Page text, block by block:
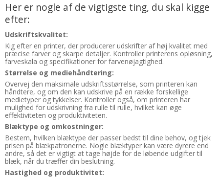
Her er nogle af de vigtigste ting, du skal kigge
efter:
Udskriftskvalitet:
Kig efter en printer, der producerer udskrifter af høj kvalitet med
præcise farver og skarpe detaljer. Kontroller printerens opløsning,
farveskala og specifikationer for farvenøjagtighed.
Størrelse og mediehåndtering:
Overvej den maksimale udskriftsstørrelse, som printeren kan
håndtere, og om den kan udskrive på en række forskellige
medietyper og tykkelser. Kontroller også, om printeren har
mulighed for udskrivning fra rulle til rulle, hvilket kan øge
effektiviteten og produktiviteten.
Blæktype og omkostninger:
Bestem, hvilken blæktype der passer bedst til dine behov, og tjek
prisen på blækpatronerne. Nogle blæktyper kan være dyrere end
andre, så det er vigtigt at tage højde for de løbende udgifter til
blæk, når du træffer din beslutning.
Hastighed og produktivitet: